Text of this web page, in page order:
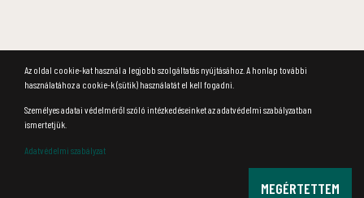
Az oldal cookie-kat használ a legjobb szolgáltatás nyújtásához. A honlap további
használatához a cookie-k (sütik) használatát el kell fogadni.
Személyes adatai védelméről szóló intézkedéseinket az adatvédelmi szabályzatban
ismertetjük.
Adatvédelmi szabályzat
MEGÉRTETTEM